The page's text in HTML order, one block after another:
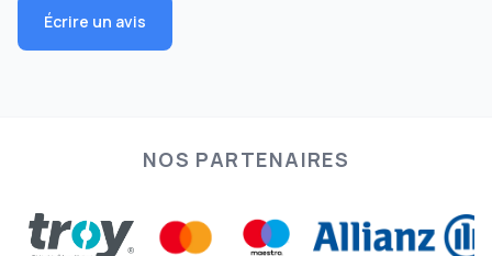
Écrire un avis
NOS PARTENAIRES